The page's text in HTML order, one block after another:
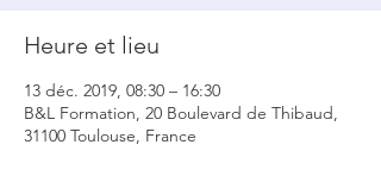
Heure et lieu
13 déc. 2019, 08:30 – 16:30
B&L Formation, 20 Boulevard de Thibaud,
31100 Toulouse, France